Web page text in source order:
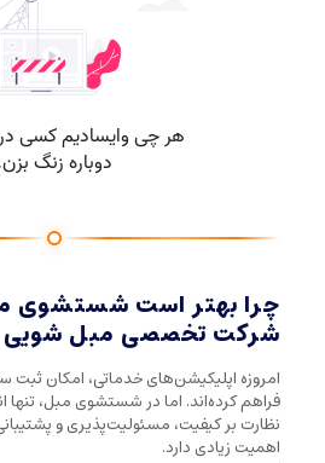
چرا بهتر است شستشوی
شرکت تخصصی مبل شویی
امروزه اپلیکیشن‌های خدماتی، امکان ثبت
فراهم کرده‌اند. اما در شستشوی مبل، تنها
نظارت بر کیفیت، مسئولیت‌پذیری و
اهمیت زیادی دارد.